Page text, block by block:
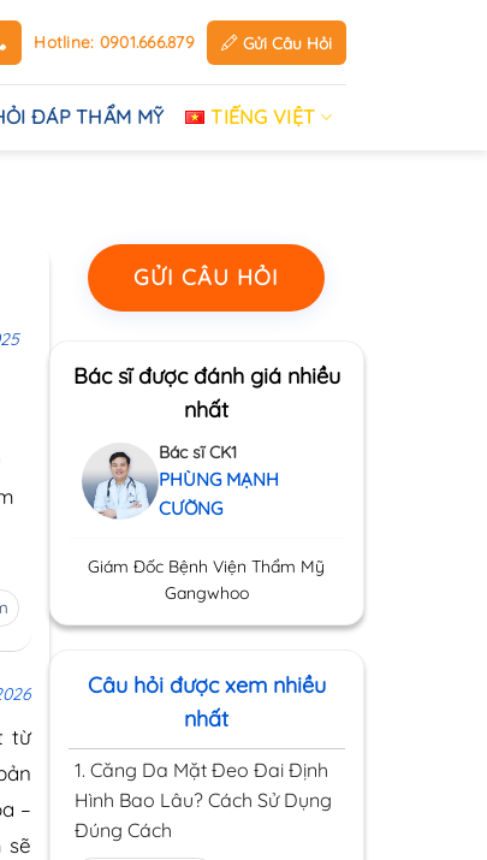
Hotline: 0901.666.879 Gửi Câu Hỏi
ĐÁP THẨM MỸ TIẾNG VIỆT
từ
–
sẽ
GỬI CÂU HỎI
Bác sĩ được đánh giá nhiều
nhất
Bác sĩ CK1
PHÙNG MẠNH
CƯỜNG
Giám Đốc Bệnh Viện Thẩm Mỹ
Gangwhoo
Câu hỏi được xem nhiều
nhất
1. Căng Da Mặt Đeo Đai Định
Hình Bao Lâu? Cách Sử Dụng
Đúng Cách